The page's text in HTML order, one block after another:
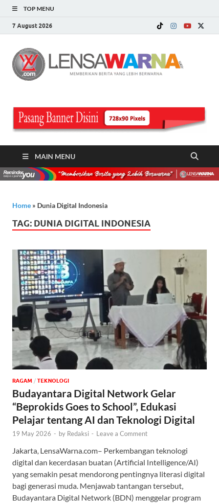
TOP MENU
7 August 2026
MAIN MENU
Home » Dunia Digital Indonesia
TAG: DUNIA DIGITAL INDONESIA
‎RAGAM / TEKNOLOGI
Budayantara Digital Network Gelar
“Beprokids Goes to School”, Edukasi
Pelajar tentang AI dan Teknologi Digital
19 May 2026 - by Redaksi - Leave a Comment
Jakarta, LensaWarna.com– Perkembangan teknologi
digital dan kecerdasan buatan (Artificial Intelligence/AI)
yang semakin pesat mendorong pentingnya literasi digital
bagi generasi muda. Menjawab tantangan tersebut,
Budayantara Digital Network (BDN) menggelar program